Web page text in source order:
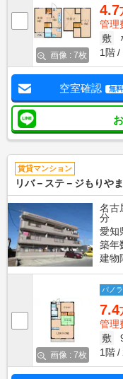
画像 : 7枚
4.7
管理
敷
1階
空室確認 無料
賃貸マンション
リバ－ステ－ジもりやま
名古
分
愛知
築年
建物
画像 : 7枚
パノ
7.4
管理
敷
1階